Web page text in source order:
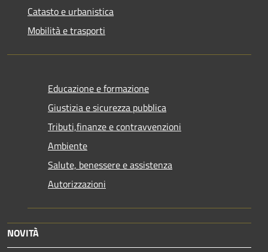
Catasto e urbanistica
Mobilità e trasporti
Educazione e formazione
Giustizia e sicurezza pubblica
Tributi,finanze e contravvenzioni
Ambiente
Salute, benessere e assistenza
Autorizzazioni
NOVITÀ